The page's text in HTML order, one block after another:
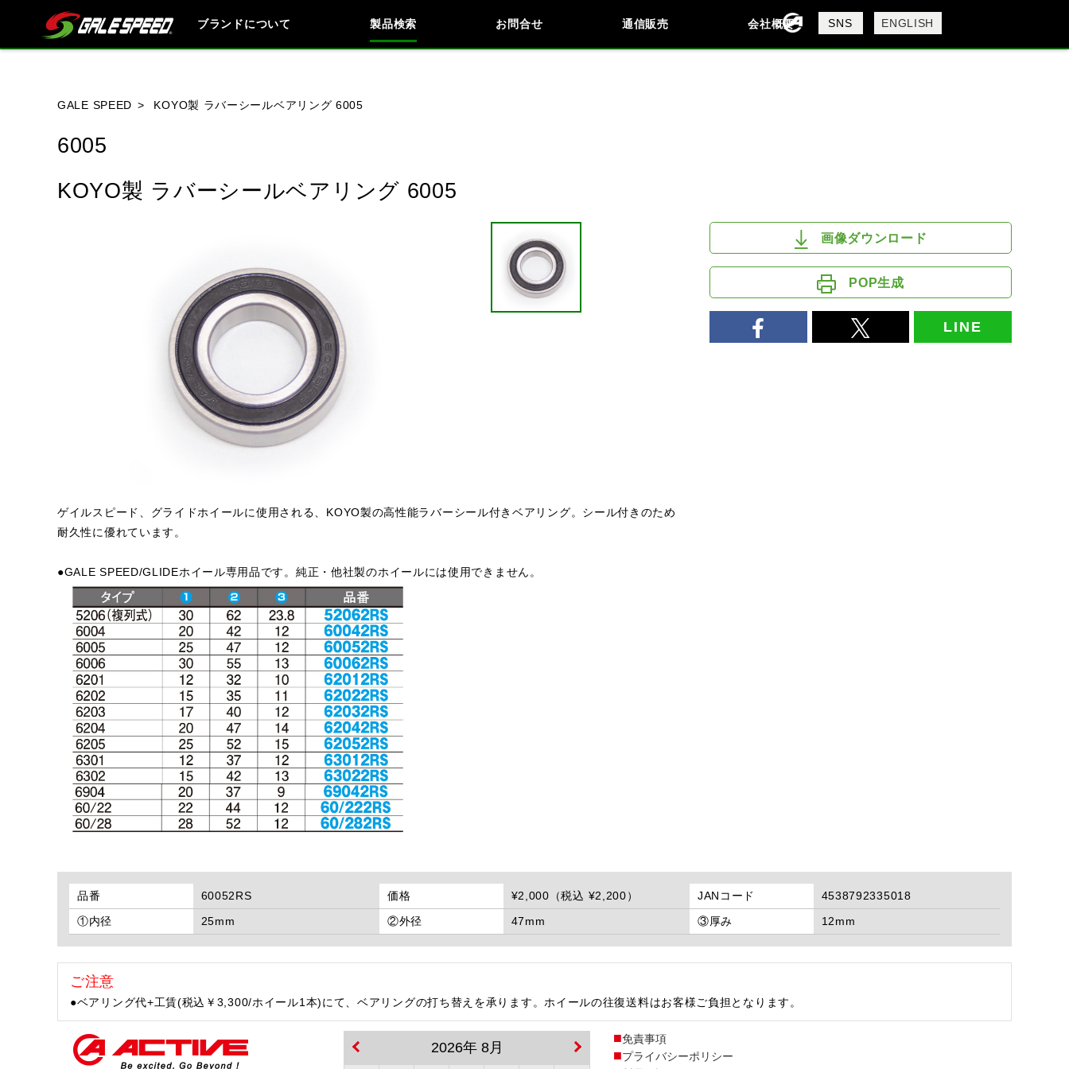
ブランドについて 製品検索 お問合せ 通信販売 会社概要
会社概要
採用情報
SNS ENGLISH
閉じる
GALE SPEED KOYO製 ラバーシールベアリング 6005
6005
KOYO製 ラバーシールベアリング 6005
ゲイルスピード、グライドホイールに使用される、KOYO製の高性能ラバーシール付きベアリング。シール付きのため
耐久性に優れています。
●GALE SPEED/GLIDEホイール専用品です。純正・他社製のホイールには使用できません。
画像ダウンロード
POP生成
LINE
品番 60052RS 価格 ¥2,000（税込 ¥2,200） JANコード
4538792335018
①内径
25mm ②外径 47mm ③厚み 12mm
ご注意
●ベアリング代+工賃(税込￥3,300/ホイール1本)にて、ベアリングの打ち替えを承ります。ホイールの往復送料はお客様ご負担となります。
2026年 8月
免責事項
プライバシーポリシー